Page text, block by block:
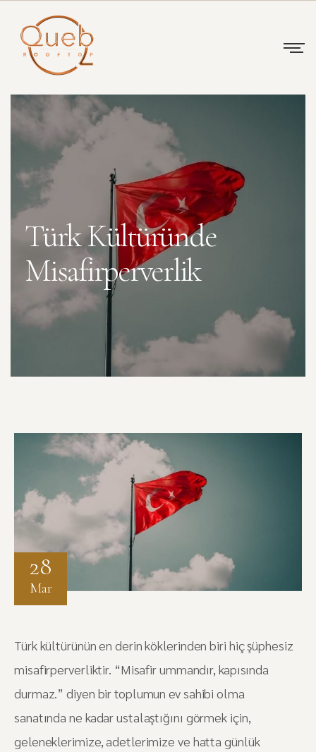
Türk Kültüründe
Misafirperverlik
28
Mar
Türk kültürünün en derin köklerinden biri hiç şüphesiz
misafirperverliktir. “Misafir ummandır, kapısında
durmaz.” diyen bir toplumun ev sahibi olma
sanatında ne kadar ustalaştığını görmek için,
geleneklerimize, adetlerimize ve hatta günlük